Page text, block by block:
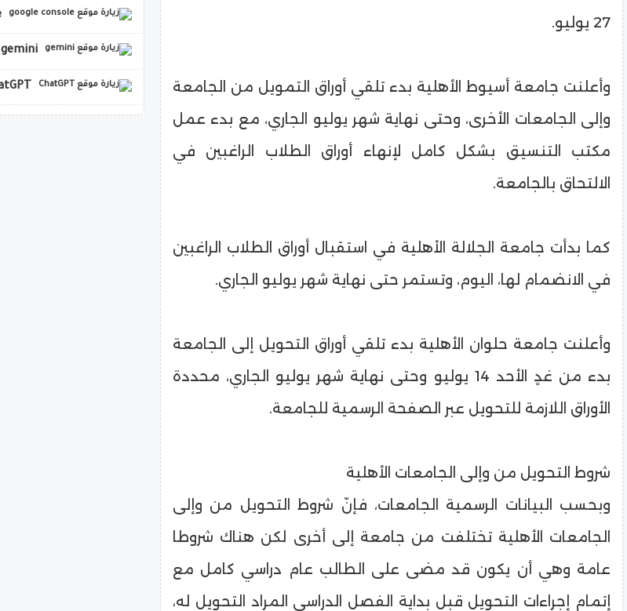
27 يوليو.
وأعلنت جامعة أسيوط الأهلية بدء تلقي أوراق التمويل من الجامعة
وإلى الجامعات الأخرى، وحتى نهاية شهر يوليو الجاري، مع بدء عمل
مكتب التنسيق بشكل كامل لإنهاء أوراق الطلاب الراغبين في
الالتحاق بالجامعة.
كما بدأت جامعة الجلالة الأهلية في استقبال أوراق الطلاب الراغبين
في الانضمام لها، اليوم، وتستمر حتى نهاية شهر يوليو الجاري.
وأعلنت جامعة حلوان الأهلية بدء تلقي أوراق التحويل إلى الجامعة
بدء من غدٍ الأحد 14 يوليو وحتى نهاية شهر يوليو الجاري، محددة
الأوراق اللازمة للتحويل عبر الصفحة الرسمية للجامعة.
شروط التحويل من وإلى الجامعات الأهلية
وبحسب البيانات الرسمية الجامعات، فإنّ شروط التحويل من وإلى
الجامعات الأهلية تختلفت من جامعة إلى أخرى لكن هناك شروطا
عامة وهي أن يكون قد مضى على الطالب عام دراسي كامل مع
إتمام إجراءات التحويل قبل بداية الفصل الدراسي المراد التحويل له،